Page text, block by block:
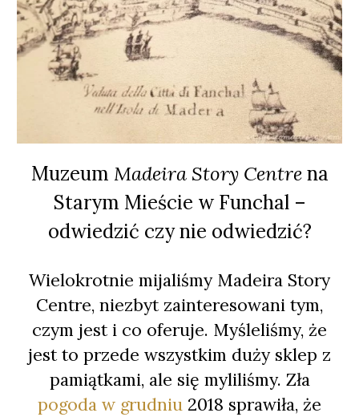
Muzeum Madeira Story Centrena
Starym Mieście w Funchal –
odwiedzić czy nie odwiedzić?
Wielokrotnie mijaliśmy Madeira Story
Centre, niezbyt zainteresowani tym,
czym jest i co oferuje. Myśleliśmy, że
jest to przede wszystkim duży sklep z
pamiątkami, ale się myliliśmy. Zła
pogoda w grudniu 2018 sprawiła, że